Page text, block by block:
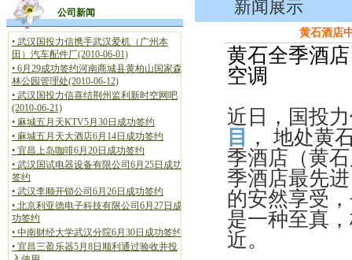
公司新闻
货项目
• 武汉国投力信成功签约金龙鱼新风项目
• 武汉国投力信携手武汉爱机（广州本
田）汽车配件厂(2010-06-01)
• 6月29成功签约河南商城县黄柏山国家森
林公园管理处(2010-06-12)
• 武汉国投力信喜结荆州监利新时空网吧
(2010-06-21)
• 麻城五月天KTV5月30日成功签约
• 麻城五月天大酒店6月14日成功签约
• 宜昌上岛咖啡6月20日成功签约
• 武汉国试电器设备有限公司6月25日成功
签约
• 武汉李顺开锁公司6月26日成功签约
• 北京利亚德电子科技有限公司6月27日成
功签约
• 中南财经大学武汉分院6月30日成功签约
• 宜昌三盈乐器5月8日顺利通过验收并投
入使用
新闻展示
黄石酒店
黄石全季酒店
空调
近日，国投
目
，
地处黄
季酒店（黄
季酒店最先
的安然享受
是一种至真
近。